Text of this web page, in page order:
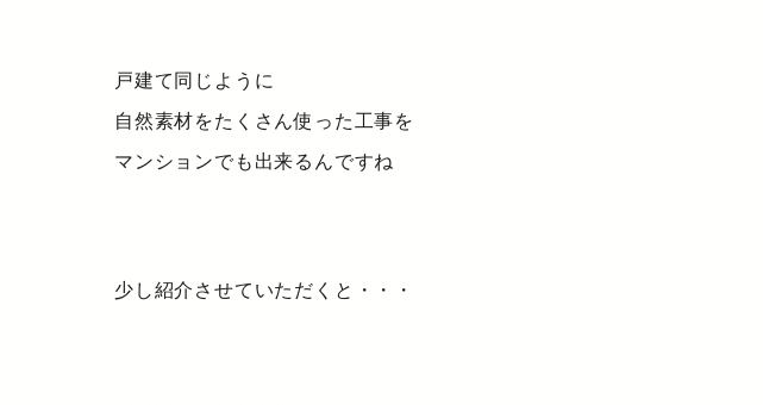
戸建て同じように
自然素材をたくさん使った工事を
マンションでも出来るんですね
少し紹介させていただくと・・・